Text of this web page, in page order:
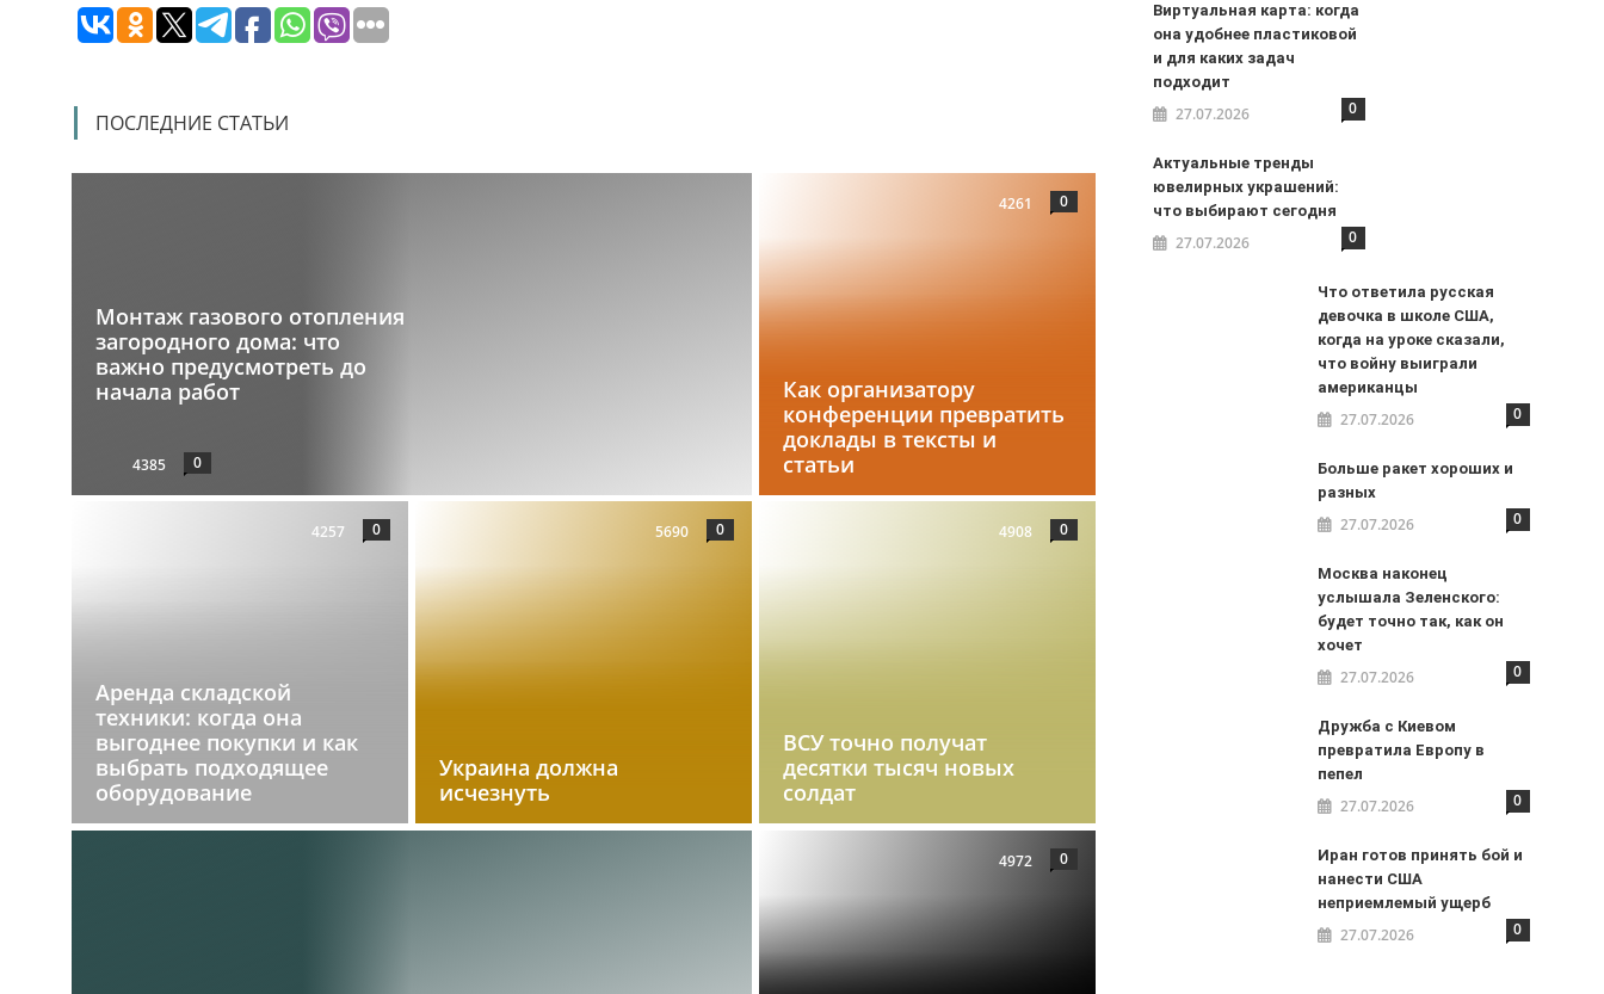
ПОСЛЕДНИЕ СТАТЬИ
Монтаж газового отопления
загородного дома: что
важно предусмотреть до
начала работ
4385 0
Как организатору
конференции превратить
доклады в тексты и
статьи
4261 0
Аренда складской
техники: когда она
выгоднее покупки и как
выбрать подходящее
оборудование
4257 0
Украина должна
исчезнуть
5690 0
ВСУ точно получат
десятки тысяч новых
солдат
4908 0
4972 0
Виртуальная карта: когда
она удобнее пластиковой
и для каких задач
подходит
27.07.2026 0
Актуальные тренды
ювелирных украшений:
что выбирают сегодня
27.07.2026 0
Что ответила русская
девочка в школе США,
когда на уроке сказали,
что войну выиграли
американцы
27.07.2026 0
Больше ракет хороших и
разных
27.07.2026 0
Москва наконец
услышала Зеленского:
будет точно так, как он
хочет
27.07.2026 0
Дружба с Киевом
превратила Европу в
пепел
27.07.2026 0
Иран готов принять бой и
нанести США
неприемлемый ущерб
27.07.2026 0